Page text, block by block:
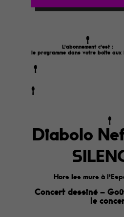
L'abonnement c'est :
le programme dans votre boîte aux
Diabolo
Hors les murs à
Concert dessiné –
le